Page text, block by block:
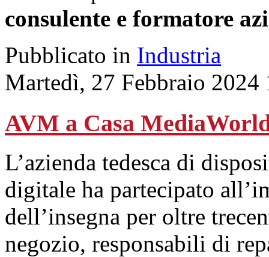
consulente e formatore
Pubblicato in Industria
Martedì, 27 Febbraio 2024
AVM a Casa
L’azienda tedesca di
digitale ha partecipato
dell’insegna per oltre
negozio, responsabili di